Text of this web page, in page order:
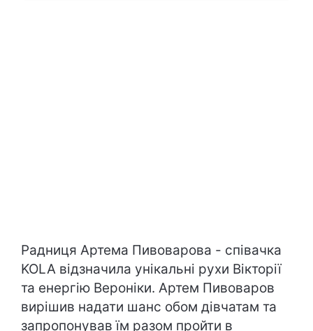
Радниця Артема Пивоварова - співачка
KOLA відзначила унікальні рухи Вікторії
та енергію Вероніки. Артем Пивоваров
вирішив надати шанс обом дівчатам та
запропонував їм разом пройти в